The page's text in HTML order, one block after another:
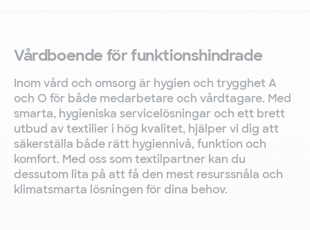
Vårdboende för funktionshindrade
Inom vård och omsorg är hygien och trygghet A
och O för både medarbetare och vårdtagare. Med
smarta, hygieniska servicelösningar och ett brett
utbud av textilier i hög kvalitet, hjälper vi dig att
säkerställa både rätt hygiennivå, funktion och
komfort. Med oss som textilpartner kan du
dessutom lita på att få den mest resurssnåla och
klimatsmarta lösningen för dina behov.